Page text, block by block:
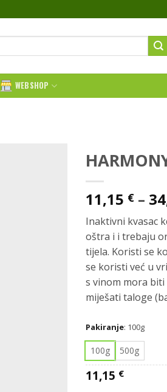
WEBSHOP
11,15 € –
Inaktivni kvasac
oštra i i trebaju
tijela. Koristi se
se koristi već u
s vinom mora
miješati taloge
Pakiranje: 100g
100g 500g
11,15 €